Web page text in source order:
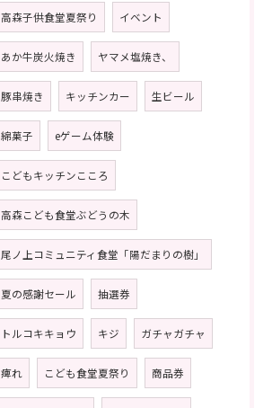
高森子供食堂夏祭り イベント
あか牛炭火焼き ヤマメ塩焼き、
豚串焼き キッチンカー 生ビール
綿菓子 eゲーム体験
こどもキッチンこころ
高森こども食堂ぶどうの木
尾ノ上コミュニティ食堂「陽だまりの樹」
夏の感謝セール 抽選券
トルコキキョウ キジ ガチャガチャ
痺れ こども食堂夏祭り 商品券